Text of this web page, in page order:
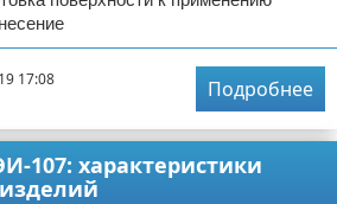
17:08
Подробнее
107: характеристики